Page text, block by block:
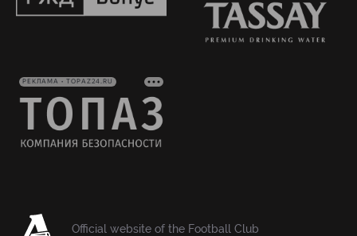
РЕКЛАМА • TOPAZ24.RU
Official website of the Football Club